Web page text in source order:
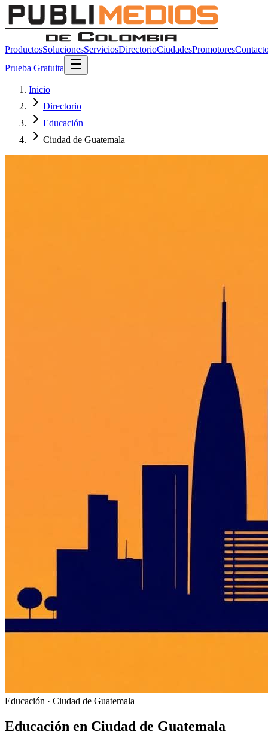
ProductosSolucionesServiciosDirectorioCiudadesPromotores
Prueba Gratuita
Inicio
Directorio
Educación
Ciudad de Guatemala
Educación · Ciudad de Guatemala
Educación en Ciudad de Guatemala